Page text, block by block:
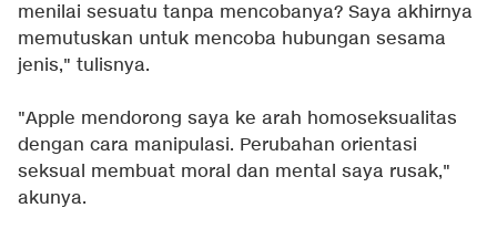
menilai sesuatu tanpa mencobanya? Saya akhirnya
memutuskan untuk mencoba hubungan sesama
jenis," tulisnya.
"Apple mendorong saya ke arah homoseksualitas
dengan cara manipulasi. Perubahan orientasi
seksual membuat moral dan mental saya rusak,"
akunya.